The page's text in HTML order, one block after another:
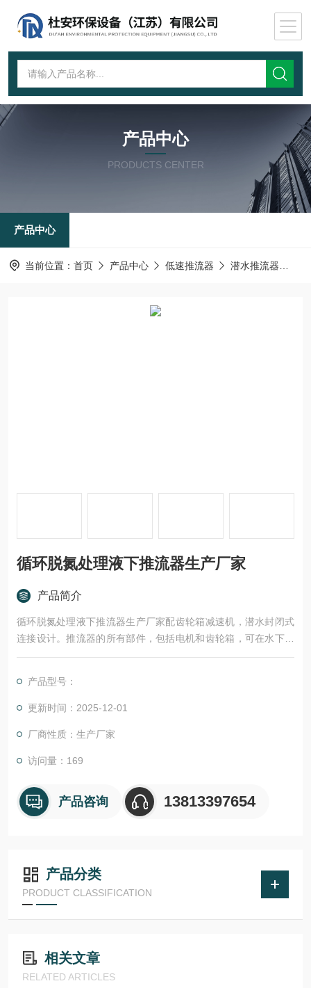
产品中心
PRODUCTS CENTER
产品中心
当前位置： 首页 产品中心 低速推流器 潜水推流器
循环脱氮处理液下推流器生产厂家
产品简介
循环脱氮处理液下推流器生产厂家配齿轮箱减速机，潜水封闭式
连接设计。推流器的所有部件，包括电机和齿轮箱，可在水下连
续运行。与液体接触的推流器主要构件是不锈钢AISI304。所有的
产品型号：
更新时间：2025-12-01
厂商性质：生产厂家
访问量：169
产品咨询 13813397654
产品分类
PRODUCT CLASSIFICATION
相关文章
RELATED ARTICLES